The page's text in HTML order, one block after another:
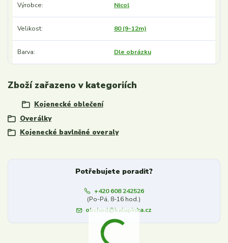
Výrobce Nicol
Velikost 80 (9-12m)
Barva Dle obrázku
Zboží zařazeno v kategoriích
Kojenecké oblečení
Overálky
Kojenecké bavlněné overaly
Potřebujete poradit?
+420 608 242526
(Po-Pá, 8-16 hod.)
obchod@kalupinka.cz